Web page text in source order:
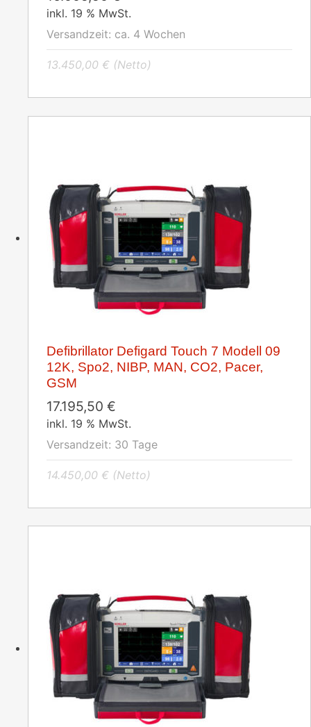
inkl. 19 % MwSt.
Versandzeit: ca. 4 Wochen
13.450,00 € (Netto)
Defibrillator Defigard Touch 7 Modell 09
12K, Spo2, NIBP, MAN, CO2, Pacer,
GSM
17.195,50 €
inkl. 19 % MwSt.
Versandzeit: 30 Tage
14.450,00 € (Netto)